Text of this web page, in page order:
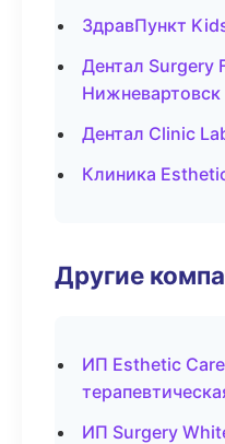
ЗдравПункт
Дентал Surgery
Нижневартовск
Дентал Clinic
Клиника
Другие
ИП Esthetic
ИП Surgery